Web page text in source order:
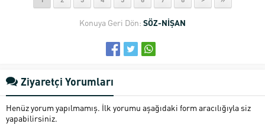
Konuya Geri Dön: SÖZ-NİŞAN
Ziyaretçi Yorumları
Henüz yorum yapılmamış. İlk yorumu aşağıdaki form aracılığıyla siz
yapabilirsiniz.